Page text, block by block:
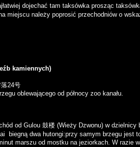
dojechać tam taksówka prosząc
miejscu należy poprosić przechodniów o
kamiennych)
24号
oblewającego od północy zoo kanału.
od Gulou 鼓楼 (Wieży Dzwonu) w
biegną dwa hutongi:przy samym brzegu jest
marszu od mostku na jeziorkach. W